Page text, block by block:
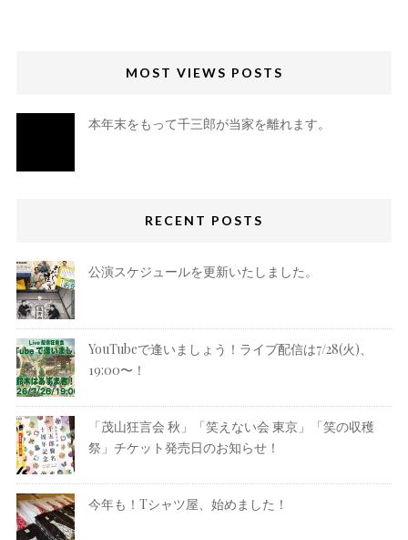
MOST VIEWS POSTS
本年末をもって千三郎が当家を離れます。
RECENT POSTS
公演スケジュールを更新いたしました。
YouTubeで逢いましょう！ライブ配信は7/28(火)、
19:00〜！
「茂山狂言会 秋」「笑えない会 東京」「笑の収穫
祭」チケット発売日のお知らせ！
今年も！Tシャツ屋、始めました！